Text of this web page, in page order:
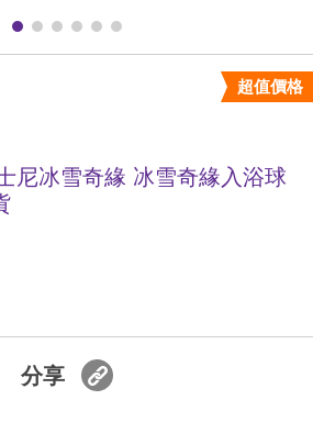
超值價格
尼冰雪奇緣 冰雪奇緣入浴球
分享